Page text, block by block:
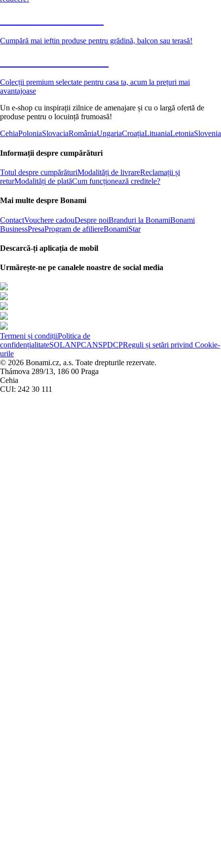
Cumpără mai ieftin produse pentru grădină, balcon sau terasă!
Colecții premium selectate pentru casa ta, acum la prețuri mai
avantajoase
Un e-shop cu inspirații zilnice de amenajare și cu o largă ofertă de
produse pentru o locuință frumoasă!
CehiaPoloniaSlovaciaRomâniaUngariaCroațiaLituaniaLetoniaSlovenia
Informații despre cumpărături
Totul despre cumpărăturiModalități de livrareReclamații și
returModalități de platăCum funcționează creditele?
Mai multe despre Bonami
ContactVouchere cadouDespre noiBranduri la BonamiBonami
BusinessPresaProgram de afiliereBonamiStar
Descarcă-ți aplicația de mobil
Urmărește-ne pe canalele noastre de social media
Termeni și condițiiPolitica de
confidențialitateSOLANPCANSPDCPReguli și setări privind Cookie-
urile
© 2026 Bonami.cz, a.s. Toate drepturile rezervate.
Thámova 289/13, 186 00 Praga
Cehia
CUI: 242 30 111